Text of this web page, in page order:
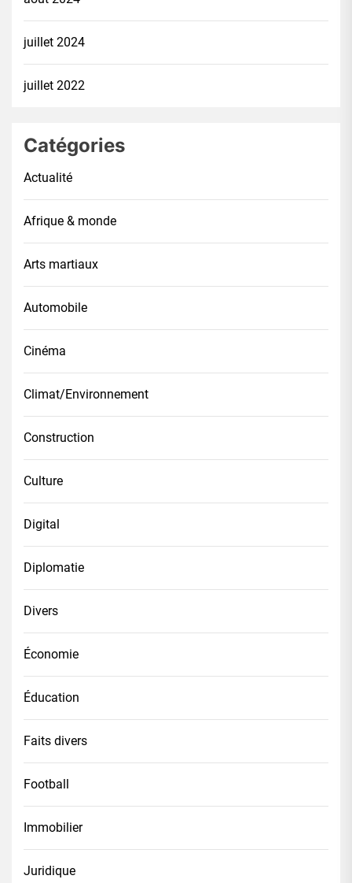
juillet 2024
juillet 2022
Catégories
Actualité
Afrique & monde
Arts martiaux
Automobile
Cinéma
Climat/Environnement
Construction
Culture
Digital
Diplomatie
Divers
Économie
Éducation
Faits divers
Football
Immobilier
Juridique